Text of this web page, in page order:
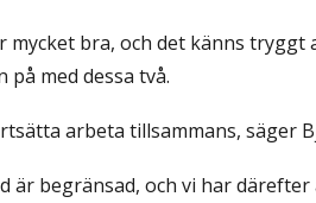
mycket bra, och det känns
på med dessa två.
arbeta tillsammans, säger
är begränsad, och vi har